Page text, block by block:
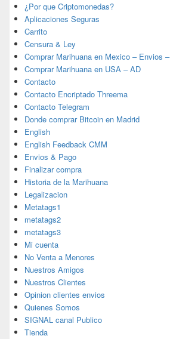
¿Por que Criptomonedas?
Aplicaciones Seguras
Carrito
Censura & Ley
Comprar Marihuana en Mexico – Envios –
Comprar Marihuana en USA – AD
Contacto
Contacto Encriptado Threema
Contacto Telegram
Donde comprar Bitcoin en Madrid
English
English Feedback CMM
Envios & Pago
Finalizar compra
Historia de la Marihuana
Legalizacion
Metatags1
metatags2
metatags3
Mi cuenta
No Venta a Menores
Nuestros Amigos
Nuestros Clientes
Opinion clientes envios
Quienes Somos
SIGNAL canal Publico
Tienda